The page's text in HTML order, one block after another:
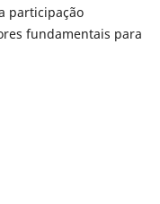
participação
fundamentais para